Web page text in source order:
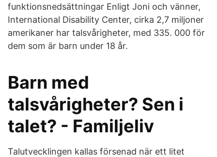
funktionsnedsättningar Enligt Joni och vänner,
International Disability Center, cirka 2,7 miljoner
amerikaner har talsvårigheter, med 335. 000 för
dem som är barn under 18 år.
Barn med
talsvårigheter? Sen i
talet? - Familjeliv
Talutvecklingen kallas försenad när ett litet